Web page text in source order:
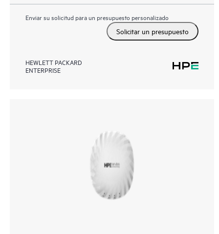
Enviar su solicitud para un presupuesto personalizado
Solicitar un presupuesto
HEWLETT PACKARD
ENTERPRISE